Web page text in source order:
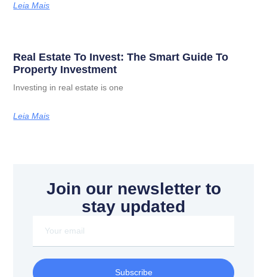
Leia Mais
Real Estate To Invest: The Smart Guide To
Property Investment
Investing in real estate is one
Leia Mais
Join our newsletter to
stay updated
Subscribe